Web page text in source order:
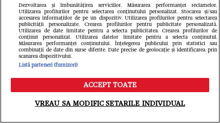
Penélope Cruz și Javier Bardem,
Jamón Jamón
Chimia dintre Penélope (44) și Javier (49) a
fost evidentă din momentul în care au
Meniu Caută
Dezvoltarea și îmbunătățirea serviciilor. Măsurarea performanței reclamelor.
Utilizarea profilurilor pentru selectarea conținutului personalizat. Stocarea și/sau
accesarea informațiilor de pe un dispozitiv. Utilizarea profilurilor pentru selectarea
publicității personalizate. Crearea profilurilor pentru publicitate personalizată.
Utilizarea de date limitate pentru a selecta publicitatea. Crearea profilurilor de
conținut personalizat. Utilizarea datelor limitate pentru a selecta conținutul.
Măsurarea performanței conținutului. Înțelegerea publicului prin statistici sau
combinații de date din surse diferite. Date precise de geolocație și identificarea prin
scanarea dispozitivului.
Listă parteneri (furnizori)
ACCEPT TOATE
VREAU SA MODIFIC SETARILE INDIVIDUAL